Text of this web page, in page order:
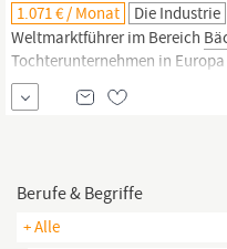
1.071 € / Monat Die Industrie
Weltmarktführer im Bereich
Tochterunternehmen in
folgenden Lehrberuf in Graz an:
ANLAGEN- UND
Berufe & Begriffe
+ Alle